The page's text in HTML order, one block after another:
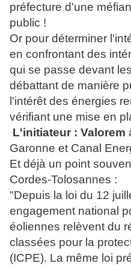
préfecture d'une
public !
Or pour déterminer
en confrontant des
qui se passe devant
débattant de manière
l'intérêt des énergies
vérifiant une mise en
L'initiateur : Valorem
Garonne et Canal
Et déjà un point
Cordes-Tolosannes :
"Depuis la loi du 12
engagement national
éoliennes relèvent du
classées pour la
(ICPE). La même loi